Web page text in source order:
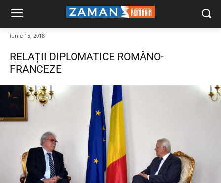
iunie 15, 2018
RELAȚII DIPLOMATICE ROMÂNO-
FRANCEZE